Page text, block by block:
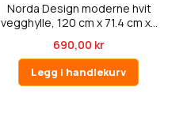
Norda Design moderne hvit
vegghylle, 120 cm x 71.4 cm x...
690,00 kr
Legg i handlekurv